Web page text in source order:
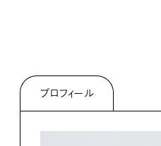
プロフィール